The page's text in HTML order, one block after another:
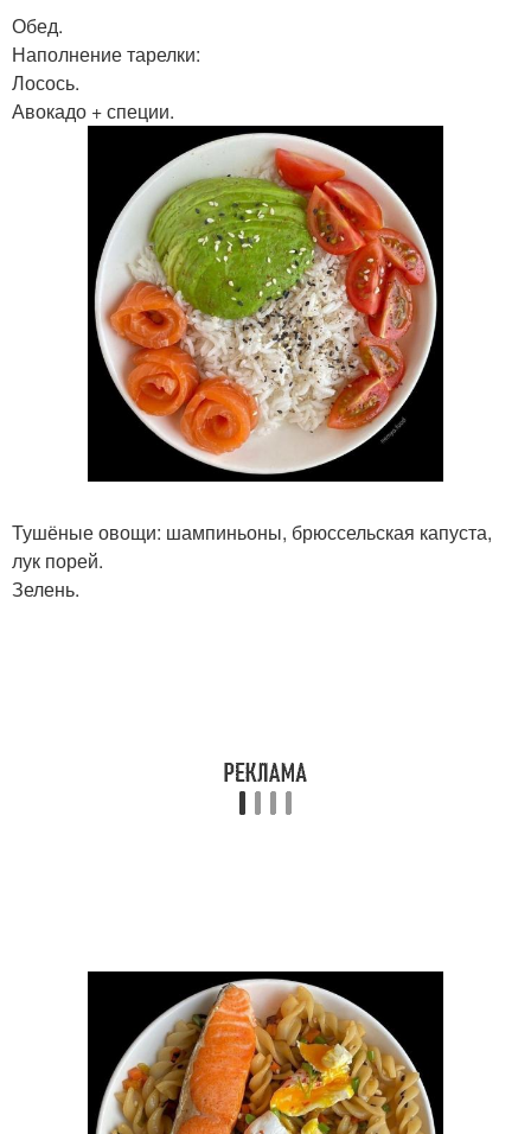
Обед.
Наполнение тарелки:
Лосось.
Авокадо + специи.
Тушёные овощи: шампиньоны, брюссельская капуста,
лук порей.
Зелень.